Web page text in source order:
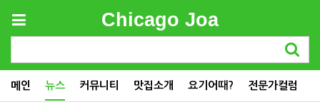
Chicago Joa
메인 뉴스 커뮤니티 맛집소개 요기어때? 전문가컬럼